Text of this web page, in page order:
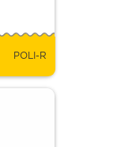
POLI-R